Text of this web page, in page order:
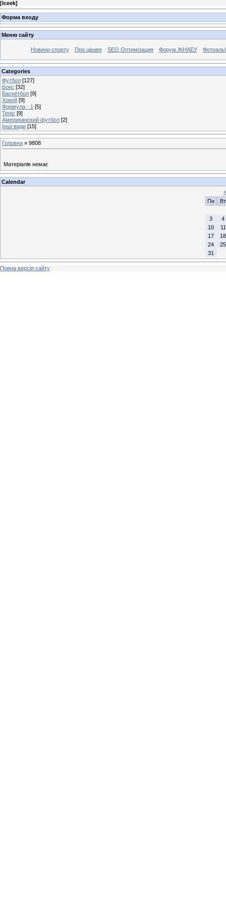
[Iceek]
Форма входу
Меню сайту
Новини спорту Про цікаве SEO Оптимізация Форум ЖНАЕУ
Categories
Футбол [127]
Бокс [32]
Баскетбол [9]
Хокей [9]
Формула - 1 [5]
Теніс [9]
Американский футбол [2]
Інші види [15]
Головна » 9808
Матеріалів немає
Calendar
«
Пн
Вт
3
4
10
11
17
18
24
25
31
Повна версія сайту